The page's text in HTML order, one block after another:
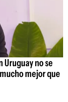
Uruguay no se
mejor que